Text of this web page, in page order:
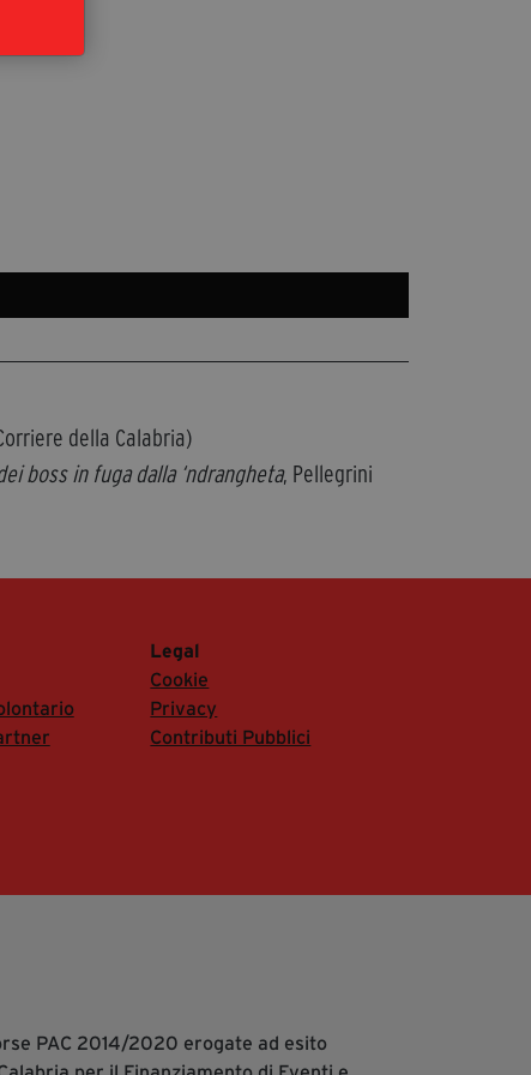
della Calabria)
boss in fuga dalla ‘ndrangheta, Pellegrini
Legal
Cookie
Privacy
Contributi Pubblici
PAC 2014/2020 erogate ad esito